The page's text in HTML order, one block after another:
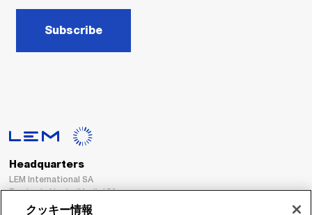
Subscribe
Headquarters
LEM International SA
Route du Nant-d’Avril, 152
1217 Meyrin
クッキー情報